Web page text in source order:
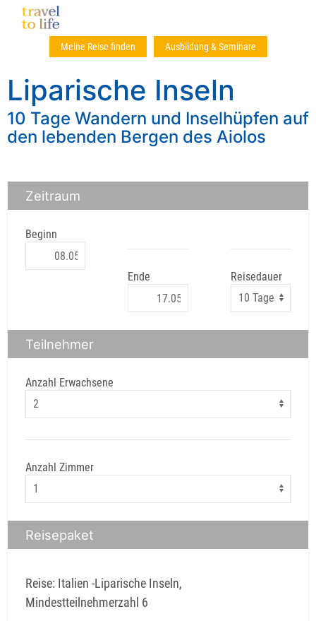
Meine Reise finden Ausbildung & Seminare
Liparische Inseln
10 Tage Wandern und Inselhüpfen auf
den lebenden Bergen des Aiolos
Zeitraum
Beginn
Ende Reisedauer
Teilnehmer
Anzahl Erwachsene
Anzahl Zimmer
Reisepaket
Reise: Italien -Liparische Inseln,
Mindestteilnehmerzahl 6